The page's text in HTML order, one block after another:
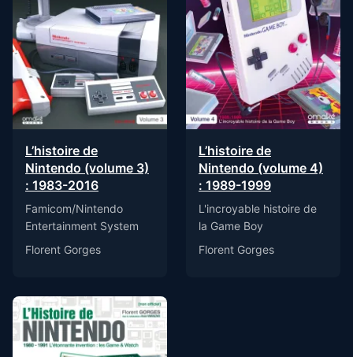
L’histoire de
Nintendo (volume 3)
: 1983-2016
Famicom/Nintendo
Entertainment System
Florent Gorges
L’histoire de
Nintendo (volume 4)
: 1989-1999
L'incroyable histoire de
la Game Boy
Florent Gorges